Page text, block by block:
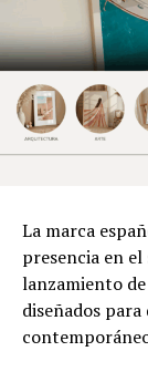
La marca
presencia en
lanzamiento
diseñados